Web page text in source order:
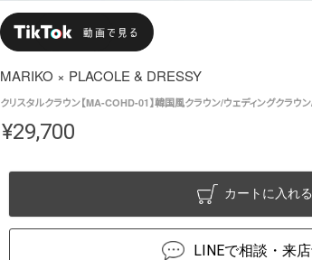
MARIKO × PLACOLE & DRESSY
クリスタルクラウン【MA-COHD-01】韓国風クラウン/ウェディングクラウン
¥29,700
カートに入れる
LINEで相談・来